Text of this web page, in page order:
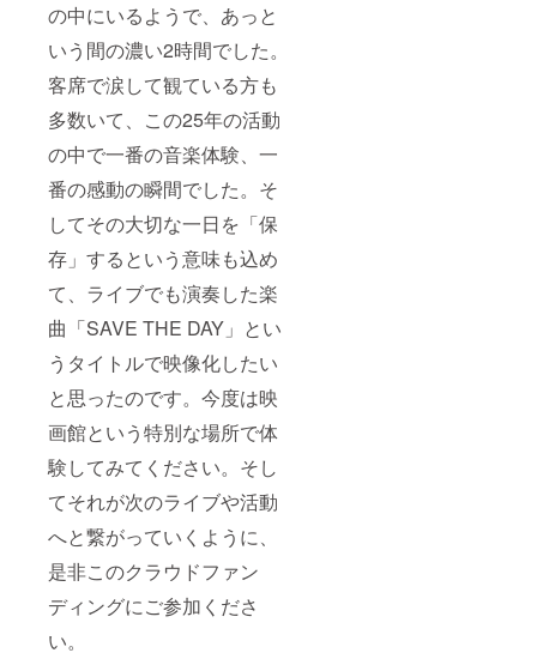
の中にいるようで、あっと
いう間の濃い2時間でした。
客席で涙して観ている方も
多数いて、この25年の活動
の中で一番の音楽体験、一
番の感動の瞬間でした。そ
してその大切な一日を「保
存」するという意味も込め
て、ライブでも演奏した楽
曲「SAVE THE DAY」とい
うタイトルで映像化したい
と思ったのです。今度は映
画館という特別な場所で体
験してみてください。そし
てそれが次のライブや活動
へと繋がっていくように、
是非このクラウドファン
ディングにご参加くださ
い。